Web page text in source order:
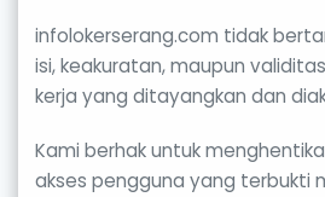
infolokerserang.com tidak
isi, keakuratan, maupun
kerja yang ditayangkan dan
Kami berhak untuk
akses pengguna yang terbukti